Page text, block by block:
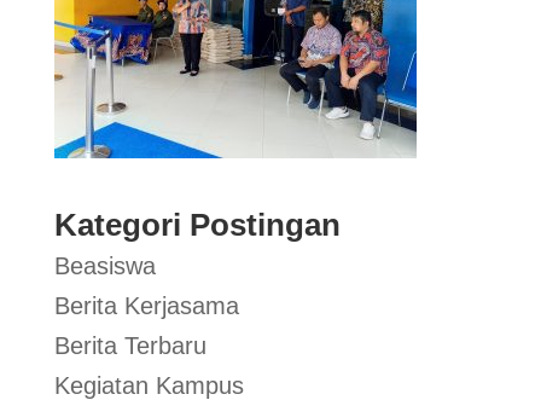
Kategori Postingan
Beasiswa
Berita Kerjasama
Berita Terbaru
Kegiatan Kampus